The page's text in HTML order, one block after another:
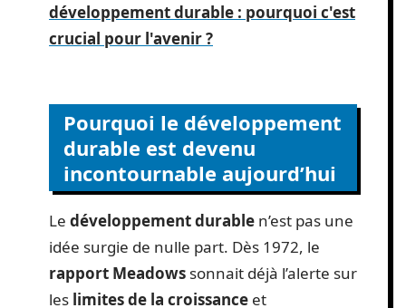
développement durable : pourquoi c'est
crucial pour l'avenir ?
Pourquoi le développement
durable est devenu
incontournable aujourd’hui
Le développement durable n’est pas une
idée surgie de nulle part. Dès 1972, le
rapport Meadows sonnait déjà l’alerte sur
les limites de la croissance et